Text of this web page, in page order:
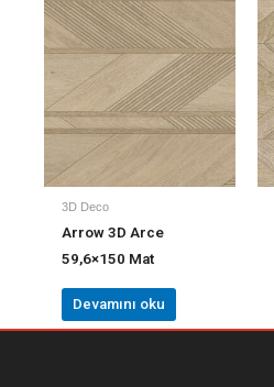
3D Deco
Arrow 3D Arce
59,6×150 Mat
Devamını oku